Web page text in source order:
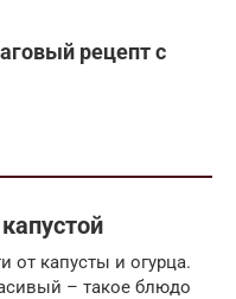
рецепт с
от капусты и огурца.
– такое блюдо